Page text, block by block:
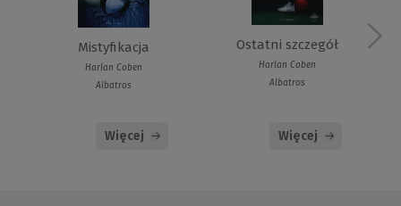
Mistyfikacja
Harlan Coben
Albatros
Więcej
Ostatni szczegół
Harlan Coben
Albatros
Więcej